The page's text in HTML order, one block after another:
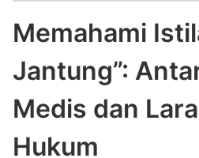
Memahami
Jantung”:
Medis dan
Hukum